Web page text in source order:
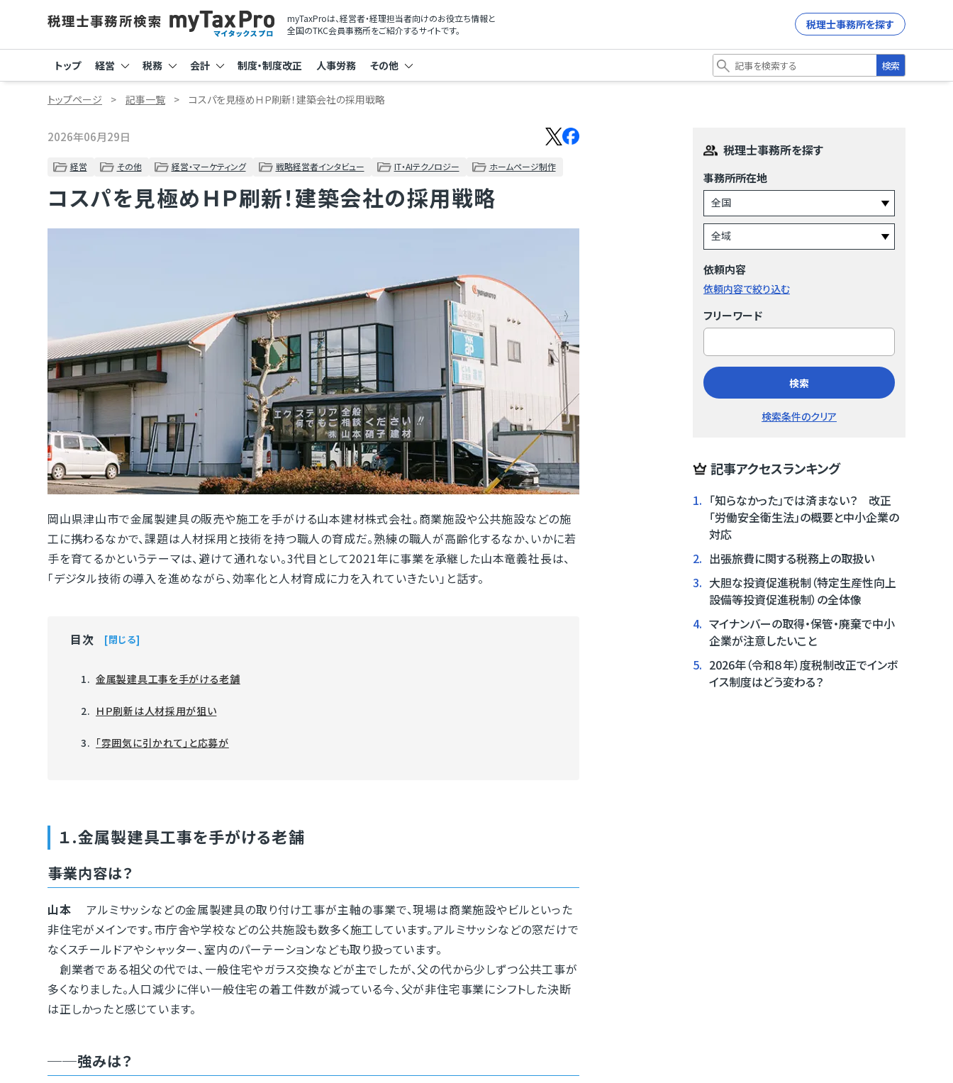
myTaxProは、経営者・経理担当者向けのお役立ち情報と
全国のTKC会員事務所をご紹介するサイトです。
税理士事務所を探す
トップ 経営 税務 会計 制度・制度改正 人事労務 その他 検索
トップページ 記事一覧 コスパを見極めＨＰ刷新！建築会社の採用戦略
2026年06月29日
経営 その他 経営・マーケティング 戦略経営者インタビュー IT・AIテクノロジー ホームページ制作
コスパを見極めＨＰ刷新！建築会社の採用戦略
岡山県津山市で金属製建具の販売や施工を手がける山本建材株式会社。商業施設や公共施設などの施
工に携わるなかで、課題は人材採用と技術を持つ職人の育成だ。熟練の職人が高齢化するなか、いかに若
手を育てるかというテーマは、避けて通れない。3代目として2021年に事業を承継した山本竜義社長は、
「デジタル技術の導入を進めながら、効率化と人材育成に力を入れていきたい」と話す。
目次 閉じる
金属製建具工事を手がける老舗
ＨＰ刷新は人材採用が狙い
「雰囲気に引かれて」と応募が
１.金属製建具工事を手がける老舗
――事業内容は？
山本 アルミサッシなどの金属製建具の取り付け工事が主軸の事業で、現場は商業施設やビルといった
非住宅がメインです。市庁舎や学校などの公共施設も数多く施工しています。アルミサッシなどの窓だけで
なくスチールドアやシャッター、室内のパーテーションなども取り扱っています。
創業者である祖父の代では、一般住宅やガラス交換などが主でしたが、父の代から少しずつ公共工事が
多くなりました。人口減少に伴い一般住宅の着工件数が減っている今、父が非住宅事業にシフトした決断
は正しかったと感じています。
──強みは？
税理士事務所を探す
事務所所在地
依頼内容
依頼内容で絞り込む
フリーワード
検索
検索条件のクリア
記事アクセスランキング
1. 「知らなかった」では済まない？ 改正
「労働安全衛生法」の概要と中小企業の
対応
2. 出張旅費に関する税務上の取扱い
3. 大胆な投資促進税制（特定生産性向上
設備等投資促進税制）の全体像
4. マイナンバーの取得・保管・廃棄で中小
企業が注意したいこと
5. 2026年（令和８年）度税制改正でインボ
イス制度はどう変わる？